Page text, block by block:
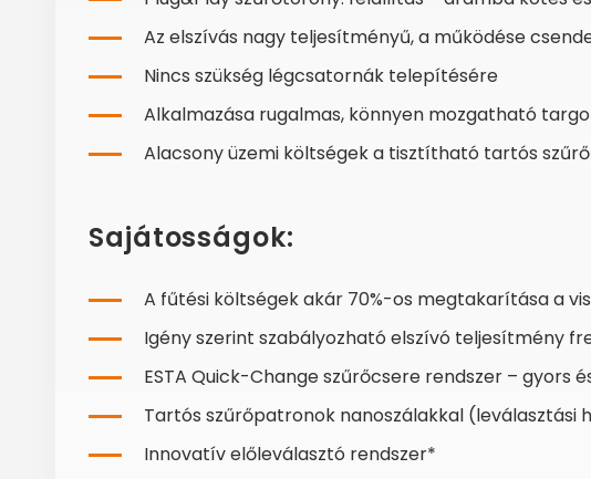
Az elszívás nagy teljesítményű, a működése
Nincs szükség légcsatornák telepítésére
Alkalmazása rugalmas, könnyen mozgatható
Alacsony üzemi költségek a tisztítható tartós
Sajátosságok:
A fűtési költségek akár 70%-os megtakarítása a
Igény szerint szabályozható elszívó teljesítmény
ESTA Quick-Change szűrőcsere rendszer – gyors
Tartós szűrőpatronok nanoszálakkal (leválasztási
Innovatív előleválasztó rendszer*